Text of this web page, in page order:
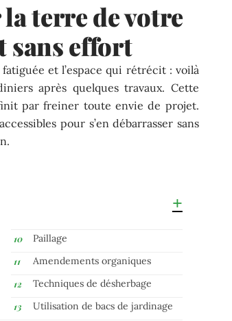
terre de votre
sans effort
et l’espace qui rétrécit : voilà
après quelques travaux. Cette
par freiner toute envie de projet.
pour s’en débarrasser sans
Paillage
Amendements organiques
Techniques de désherbage
Utilisation de bacs de jardinage